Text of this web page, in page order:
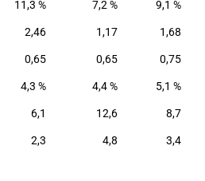
11,3 % 7,2 % 9,1 %
2,46 1,17 1,68
0,65 0,65 0,75
4,3 % 4,4 % 5,1 %
6,1 12,6 8,7
2,3 4,8 3,4